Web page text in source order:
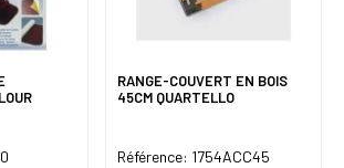
RANGE-COUVERT EN BOIS
45CM QUARTELLO
Référence: 1754ACC45